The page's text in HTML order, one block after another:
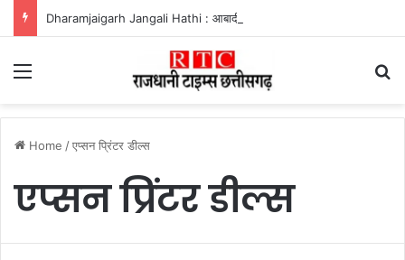
Menu
Home /एप्सन प्रिंटर डील्स
एप्सन प्रिंटर डील्स